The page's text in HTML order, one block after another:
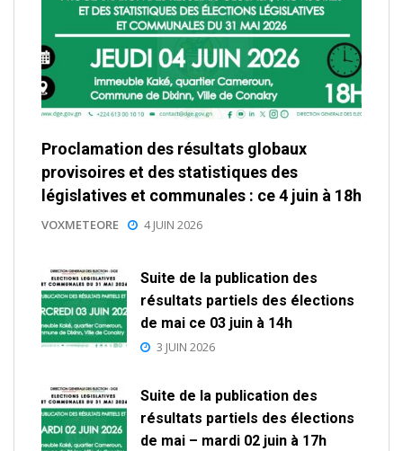
Proclamation des résultats globaux
provisoires et des statistiques des
législatives et communales : ce 4 juin à 18h
VOXMETEORE 4 JUIN 2026
Suite de la publication des
résultats partiels des élections
de mai ce 03 juin à 14h
3 JUIN 2026
Suite de la publication des
résultats partiels des élections
de mai – mardi 02 juin à 17h